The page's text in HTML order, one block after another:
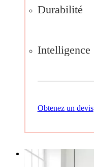
Durabilité
Intelligence
Obtenez un devis